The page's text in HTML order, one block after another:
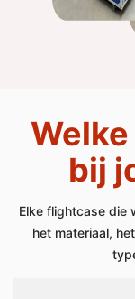
bij
Elke flightcase die
het materiaal,